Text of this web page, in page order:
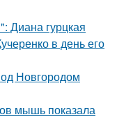
Диана гурцкая
в день его
Новгородом
мышь показала